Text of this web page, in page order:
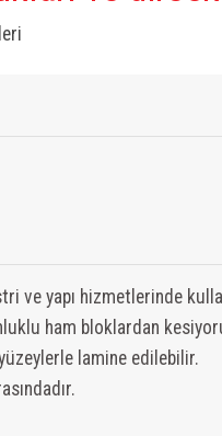
ve yapı hizmetlerinde
ham bloklardan
lamine edilebilir.